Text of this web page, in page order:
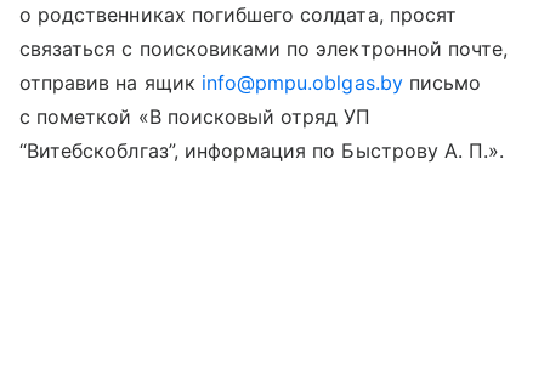
о родственниках погибшего солдата, просят
связаться с поисковиками по электронной почте,
отправив на ящик info@pmpu.oblgas.byписьмо
с пометкой «В поисковый отряд УП
“Витебскоблгаз”, информация по Быстрову А. П.».